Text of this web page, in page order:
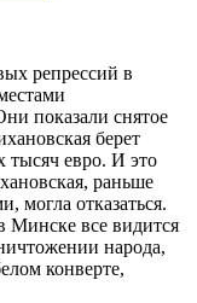
репрессий в
показали снятое
берет
тысяч евро. И это
раньше
могла отказаться.
Минске все видится
народа,
конверте,